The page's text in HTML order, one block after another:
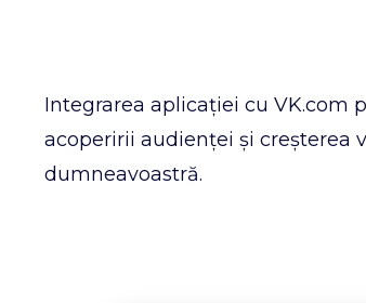
Integrarea aplicației cu VK.com
acoperirii audienței și creșterea
dumneavoastră.